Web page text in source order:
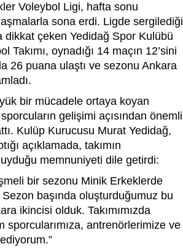
Voleybol Ligi, hafta sonu
sona erdi. Ligde sergilediği
dikkat çeken Yedidağ Spor Kulübü
Takımı, oynadığı 14 maçın 12’sini
26 puana ulaştı ve sezonu Ankara
bir mücadele ortaya koyan
gelişimi açısından önemli
Kulüp Kurucusu Murat Yedidağ,
açıklamada, takımın
memnuniyeti dile getirdi:
bir sezonu Minik Erkeklerde
Sezon başında oluşturduğumuz bu
ikincisi olduk. Takımımızda
sporcularımıza, antrenörlerimize ve